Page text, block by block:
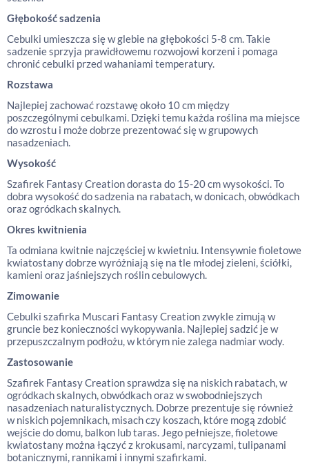
Głębokość sadzenia
Cebulki umieszcza się w glebie na głębokości 5-8 cm. Takie
sadzenie sprzyja prawidłowemu rozwojowi korzeni i pomaga
chronić cebulki przed wahaniami temperatury.
Rozstawa
Najlepiej zachować rozstawę około 10 cm między
poszczególnymi cebulkami. Dzięki temu każda roślina ma miejsce
do wzrostu i może dobrze prezentować się w grupowych
nasadzeniach.
Wysokość
Szafirek Fantasy Creation dorasta do 15-20 cm wysokości. To
dobra wysokość do sadzenia na rabatach, w donicach, obwódkach
oraz ogródkach skalnych.
Okres kwitnienia
Ta odmiana kwitnie najczęściej w kwietniu. Intensywnie fioletowe
kwiatostany dobrze wyróżniają się na tle młodej zieleni, ściółki,
kamieni oraz jaśniejszych roślin cebulowych.
Zimowanie
Cebulki szafirka Muscari Fantasy Creation zwykle zimują w
gruncie bez konieczności wykopywania. Najlepiej sadzić je w
przepuszczalnym podłożu, w którym nie zalega nadmiar wody.
Zastosowanie
Szafirek Fantasy Creation sprawdza się na niskich rabatach, w
ogródkach skalnych, obwódkach oraz w swobodniejszych
nasadzeniach naturalistycznych. Dobrze prezentuje się również
w niskich pojemnikach, misach czy koszach, które mogą zdobić
wejście do domu, balkon lub taras. Jego pełniejsze, fioletowe
kwiatostany można łączyć z krokusami, narcyzami, tulipanami
botanicznymi, rannikami i innymi szafirkami.